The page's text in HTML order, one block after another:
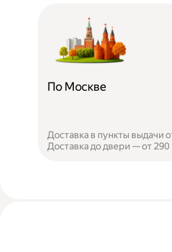
По Москве
Доставка в пункты выдачи
Доставка до двери — от 290